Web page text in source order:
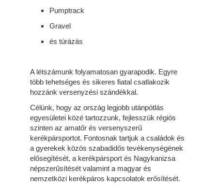
Pumptrack
Gravel
és túrázás
A létszámunk folyamatosan gyarapodik. Egyre
több tehetséges és sikeres fiatal csatlakozik
hozzánk versenyzési szándékkal.
Célünk, hogy az ország legjobb utánpótlás
egyesületei közé tartozzunk, fejlesszük régiós
szinten az amatőr és versenyszerű
kerékpársportot. Fontosnak tartjuk a családok és
a gyerekek közös szabadidős tevékenységének
elősegítését, a kerékpársport és Nagykanizsa
népszerűsítését valamint a magyar és
nemzetközi kerékpáros kapcsolatok erősítését.